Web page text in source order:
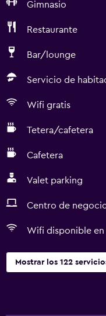
Gimnasio
Restaurante
Bar/lounge
Servicio de
Wifi gratis
Tetera/cafetera
Cafetera
Valet parking
Centro de
Wifi disponible en
Mostrar los 122